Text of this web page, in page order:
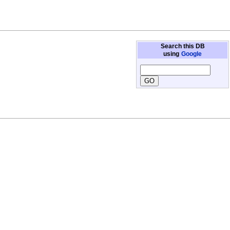
Search this DB
using Google